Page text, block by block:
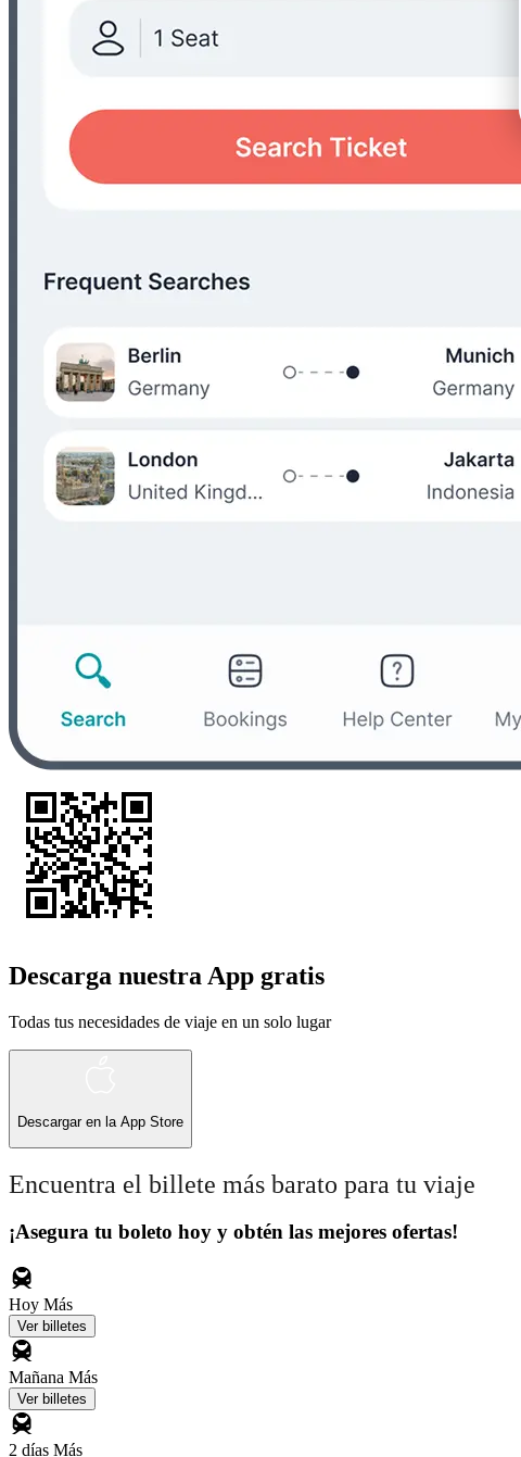
Descarga nuestra App gratis
Todas tus necesidades de viaje en un solo lugar
Descargar en la App Store
Encuentra el billete más barato para tu viaje
¡Asegura tu boleto hoy y obtén las mejores ofertas!
Hoy Más
Ver billetes
Mañana Más
Ver billetes
2 días Más